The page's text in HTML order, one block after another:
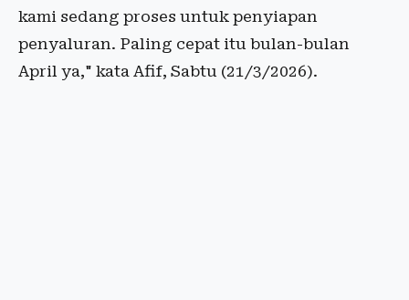
kami sedang proses untuk penyiapan
penyaluran. Paling cepat itu bulan-bulan
April ya," kata Afif, Sabtu (21/3/2026).